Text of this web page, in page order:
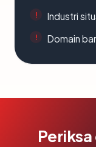
Industri
Domain